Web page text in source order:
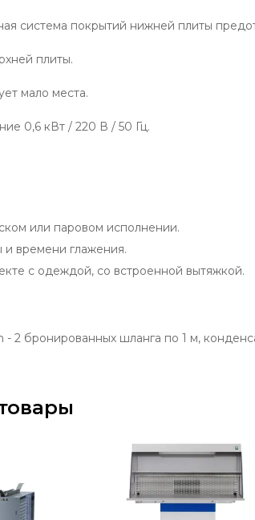
система покрытий нижней плиты
плиты.
мало места.
0,6 кВт / 220 В / 50 Гц.
или паровом исполнении.
и времени глажения.
с одеждой, со встроенной вытяжкой.
2 бронированных шланга по 1 м,